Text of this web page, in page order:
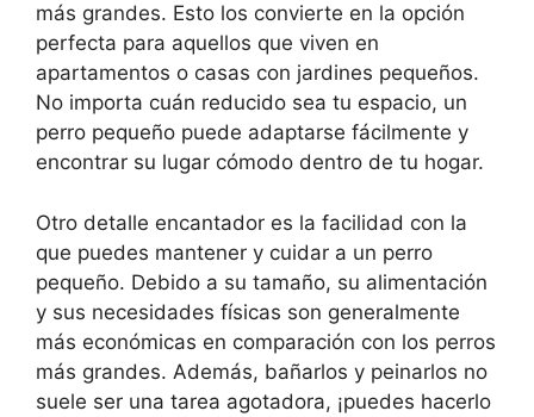
más grandes. Esto los convierte en la opción
perfecta para aquellos que viven en
apartamentos o casas con jardines pequeños.
No importa cuán reducido sea tu espacio, un
perro pequeño puede adaptarse fácilmente y
encontrar su lugar cómodo dentro de tu hogar.
Otro detalle encantador es la facilidad con la
que puedes mantener y cuidar a un perro
pequeño. Debido a su tamaño, su alimentación
y sus necesidades físicas son generalmente
más económicas en comparación con los perros
más grandes. Además, bañarlos y peinarlos no
suele ser una tarea agotadora, ¡puedes hacerlo